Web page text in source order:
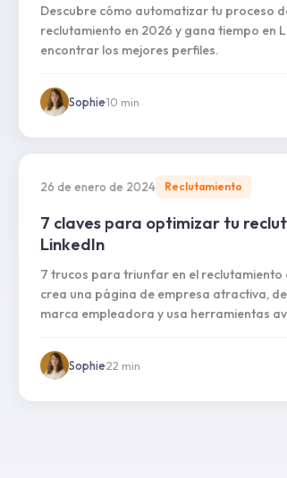
Descubre cómo automatizar tu proceso
reclutamiento en 2026 y gana tiempo en
encontrar los mejores perfiles.
Sophie·10 min
26 de enero de 2024 Reclutamiento
7 claves para optimizar tu
LinkedIn
7 trucos para triunfar en el reclutamiento
crea una página de empresa atractiva,
marca empleadora y usa herramientas
Sophie·22 min